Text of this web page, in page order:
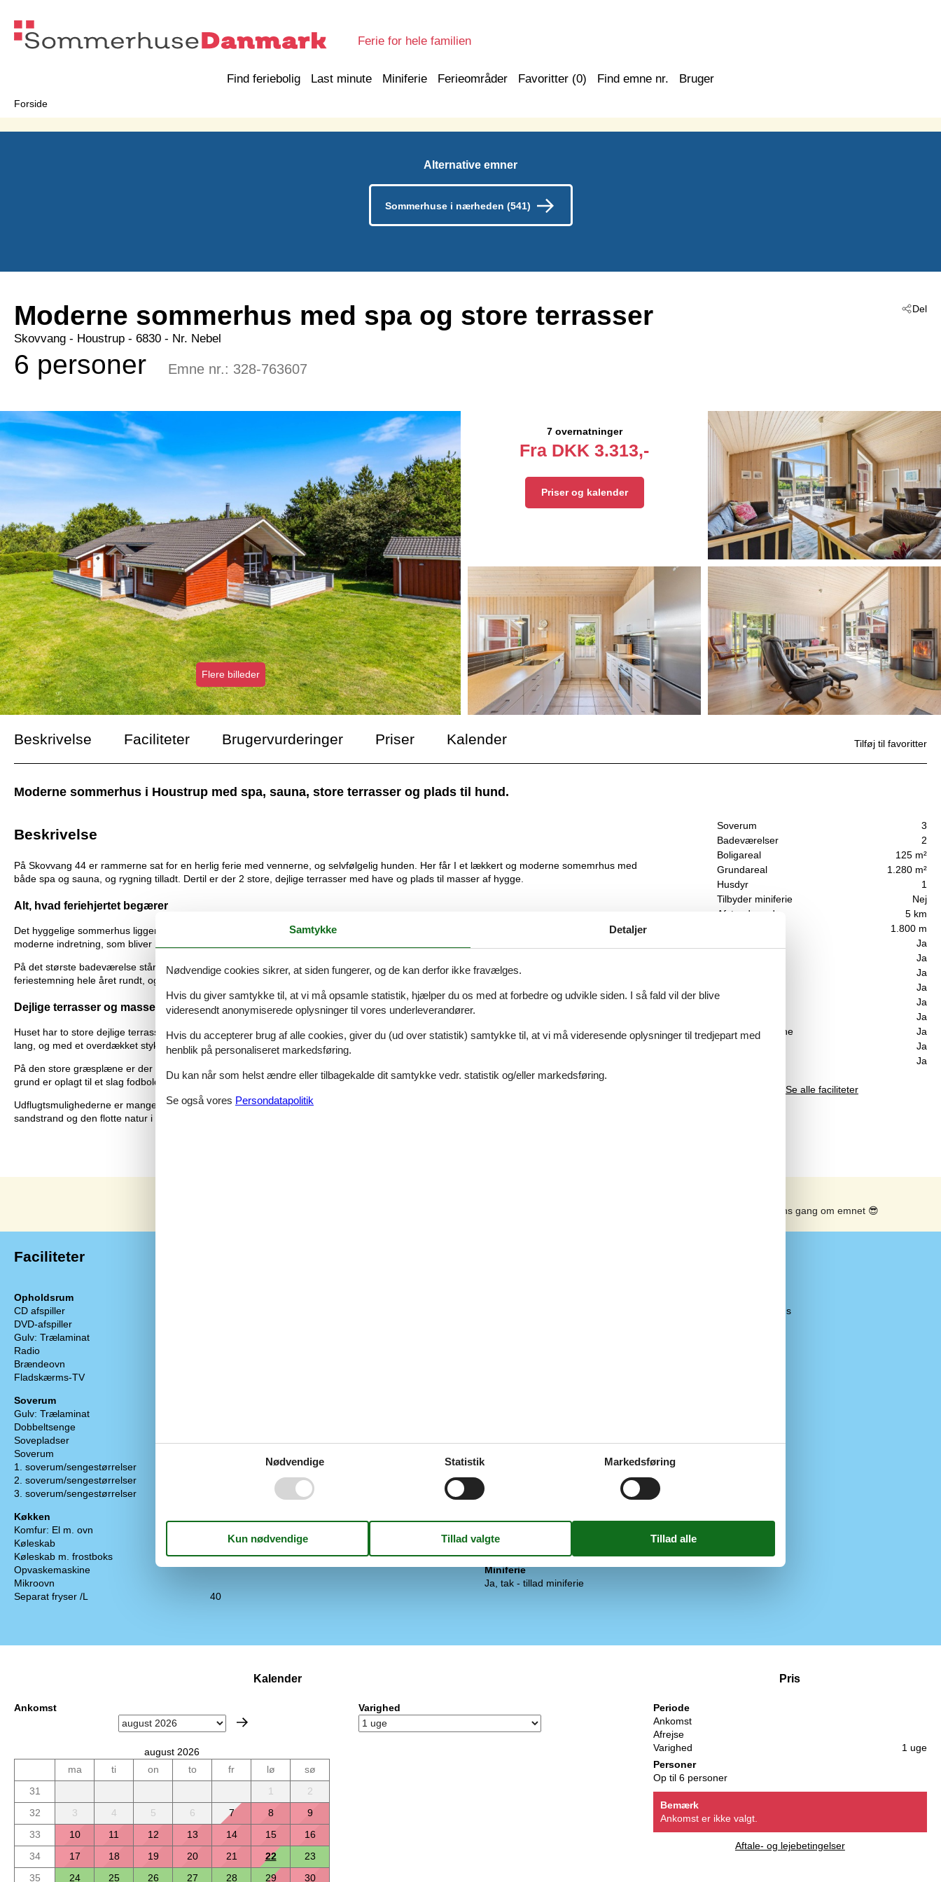
Ferie for hele familien
Find feriebolig Last minute Miniferie Ferieområder Favoritter (0) Find emne nr. Bruger
Forside
Alternative emner
Sommerhuse i nærheden (541)
Del
Moderne sommerhus med spa og store terrasser
Skovvang - Houstrup - 6830 - Nr. Nebel
6 personer Emne nr.: 328-763607
Flere billeder
7 overnatninger
Fra DKK 3.313,-
Priser og kalender
Beskrivelse Faciliteter Brugervurderinger Priser Kalender
Moderne sommerhus i Houstrup med spa, sauna, store terrasser og plads til hund.
Soverum
3
Badeværelser
2
Boligareal
125 m²
Grundareal
1.280 m²
Husdyr
1
Tilbyder miniferie
Nej
Afstand vand
5 km
1.800 m
Ja
Ja
Ja
Ja
Vaskemaskine
Ja
Ja
Opvaskemaskine
Ja
Ja
Ja
Se alle faciliteter
Tilføj til favoritter
Beskrivelse
På Skovvang 44 er rammerne sat for en herlig ferie med vennerne, og selvfølgelig hunden. Her får I et lækkert og moderne somemrhus med
både spa og sauna, og rygning tilladt. Dertil er der 2 store, dejlige terrasser med have og plads til masser af hygge.
Alt, hvad feriehjertet begærer
Det hyggelige sommerhus ligger i det naturskønne Houstrup og har alt, hvad feriehjertet begærer. I vil blive budt velkommen af den lyse og
moderne indretning, som bliver hjulpet ekstra godt på vej af de mange vinduer, der lader solens stråler trænge ind.
På det største badeværelse står spabadet og saunaen klar til at forkæle jer efter en lang og dejlig dag ude i den friske luft. Her er altså skøn
feriestemning hele året rundt, og sammen med brændeovnen sørger spaen og saunaen for masser af varme og hygge.
Dejlige terrasser og masser af plads
Huset har to store dejlige terrasser med masser af plads til afslapning. Med både en syd- og vestvendt terrasse kan Ifølge med solen dagen
lang, og med et overdækket stykke kan den smukke natur betragtes, selv når vejret svigter.
På den store græsplæne er der god plads til underholdning for hunden. Også de barnlige sjæle kan selvfølgelig slå sig løs, og den velplejede
grund er oplagt til et slag fodbold for de aktive, mens resten ser til fra liggestolene.
Udflugtsmulighederne er mange, og huset ligger ikke kun ganske tæt på den lokale købmand, men også kun en lille køretur fra den fantastiske
sandstrand og den flotte natur i Blåbjerg Plantage. Her er masser af oplevelser i nærheden.
Se solens gang om emnet 😎
Faciliteter
Opholdsrum
CD afspiller
DVD-afspiller
Gulv: Trælaminat
Radio
Brændeovn
Fladskærms-TV
Soverum
Gulv: Trælaminat
Dobbeltsenge
Sovepladser
Soverum
1. soverum/sengestørrelser
2. soverum/sengestørrelser
3. soverum/sengestørrelser
Køkken
Komfur: El m. ovn
Køleskab
Køleskab m. frostboks
Opvaskemaskine
Mikroovn
Separat fryser /L
40
Personantal
6
Danske TV-kanaler (Betalingskanaler)
Tyske tv-programmer
Varme: Elvarme
Varme: Varmepumpe luft til luft
Vaskemaskine
Redskabsrum
Onsdag
Koncepter
Skiftedag: Lørdag
Vandaflæsning
Miniferie
Ja, tak - tillad miniferie
Parkeringsplads
Kalender
Ankomst
august 2026
ma
ti on to fr lø
sø
31
1
2
32
3 4 5 6 7 8
9
33
10 11 12 13 14 15
16
34
17 18 19 20 21 22
23
35
24 25 26 27 28 29
30
Varighed
Pris
Periode
Ankomst
Afrejse
Varighed
1 uge
Personer
Op til 6 personer
Bemærk
Ankomst er ikke valgt.
Aftale- og lejebetingelser
Samtykke Detaljer
Nødvendige cookies sikrer, at siden fungerer, og de kan derfor ikke fravælges.
Hvis du giver samtykke til, at vi må opsamle statistik, hjælper du os med at forbedre og udvikle siden. I så fald vil der blive
videresendt anonymiserede oplysninger til vores underleverandører.
Hvis du accepterer brug af alle cookies, giver du (ud over statistik) samtykke til, at vi må videresende oplysninger til tredjepart med
henblik på personaliseret markedsføring.
Du kan når som helst ændre eller tilbagekalde dit samtykke vedr. statistik og/eller markedsføring.
Se også vores Persondatapolitik
Nødvendige Statistik Markedsføring